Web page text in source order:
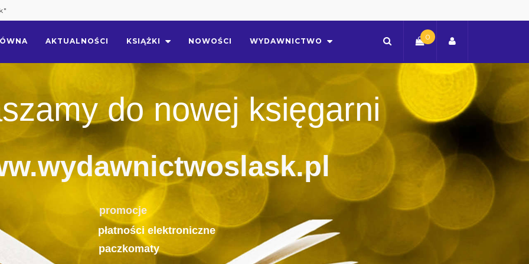
0
AKTUALNOŚCI KSIĄŻKI NOWOŚCI WYDAWNICTWO
płatności elektroniczne
promocje
paczkomaty
do nowej księgarni